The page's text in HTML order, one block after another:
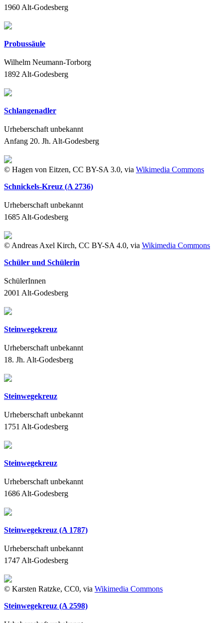
1960 Alt-Godesberg
Probussäule
Wilhelm Neumann-Torborg
1892 Alt-Godesberg
Schlangenadler
Urheberschaft unbekannt
Anfang 20. Jh. Alt-Godesberg
© Hagen von Eitzen, CC BY-SA 3.0, via Wikimedia Commons
Schnickels-Kreuz (A 2736)
Urheberschaft unbekannt
1685 Alt-Godesberg
© Andreas Axel Kirch, CC BY-SA 4.0, via Wikimedia Commons
Schüler und Schülerin
SchülerInnen
2001 Alt-Godesberg
Steinwegekreuz
Urheberschaft unbekannt
18. Jh. Alt-Godesberg
Steinwegekreuz
Urheberschaft unbekannt
1751 Alt-Godesberg
Steinwegekreuz
Urheberschaft unbekannt
1686 Alt-Godesberg
Steinwegekreuz (A 1787)
Urheberschaft unbekannt
1747 Alt-Godesberg
© Karsten Ratzke, CC0, via Wikimedia Commons
Steinwegekreuz (A 2598)